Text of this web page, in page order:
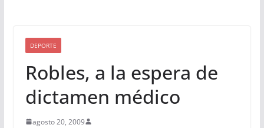
DEPORTE
Robles, a la espera de
dictamen médico
agosto 20, 2009